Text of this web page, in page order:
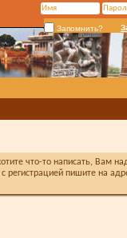
Запомнить?
что-то написать, Вам
пишите на